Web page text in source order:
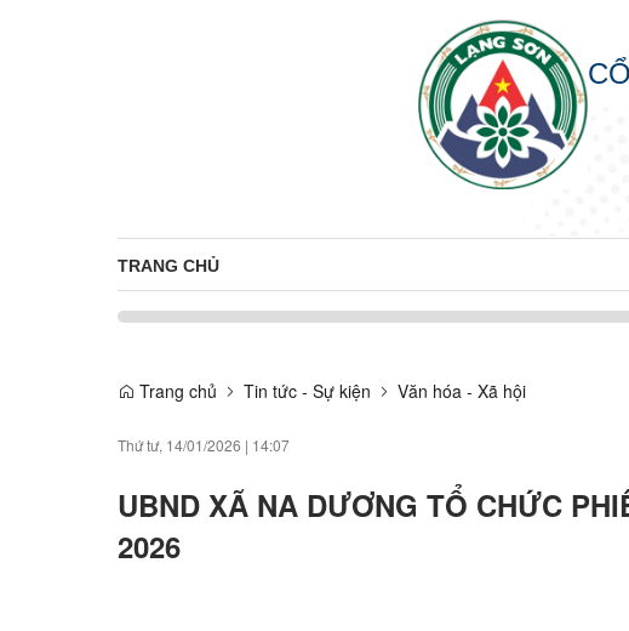
TRANG CHỦ
Trang chủ Tin tức - Sự kiện Văn hóa - Xã hội
Thứ tư, 14/01/2026 | 14:07
UBND XÃ NA DƯƠNG TỔ CHỨC
2026